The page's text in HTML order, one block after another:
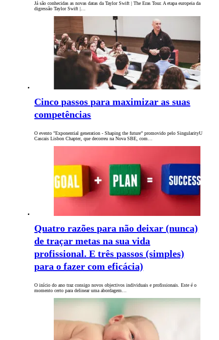
Já são conhecidas as novas datas da Taylor Swift | The Eras Tour. A etapa europeia da
digressão Taylor Swift |…
Cinco passos para maximizar as suas
competências
O evento "Exponential generation - Shaping the future” promovido pelo SingularityU
Cascais Lisbon Chapter, que decorreu na Nova SBE, com…
Quatro razões para não deixar (nunca)
de traçar metas na sua vida
profissional. E três passos (simples)
para o fazer com eficácia)
O início do ano traz consigo novos objectivos individuais e profissionais. Este é o
momento certo para delinear uma abordagem…